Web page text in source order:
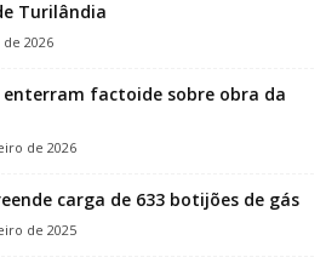
Turilândia
2026
enterram factoide sobre obra da
de 2026
carga de 633 botijões de gás
de 2025